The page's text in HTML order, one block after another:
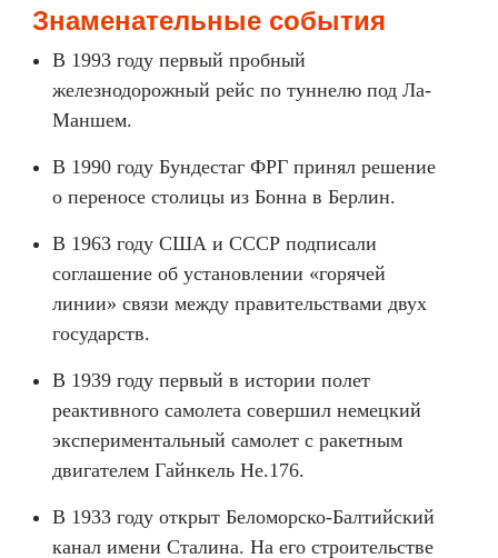
Знаменательные события
В 1993 году первый пробный
железнодорожный рейс по туннелю под Ла-
Маншем.
В 1990 году Бундестаг ФРГ принял решение
о переносе столицы из Бонна в Берлин.
В 1963 году США и СССР подписали
соглашение об установлении «горячей
линии» связи между правительствами двух
государств.
В 1939 году первый в истории полет
реактивного самолета совершил немецкий
экспериментальный самолет с ракетным
двигателем Гайнкель He.176.
В 1933 году открыт Беломорско-Балтийский
канал имени Сталина. На его строительстве